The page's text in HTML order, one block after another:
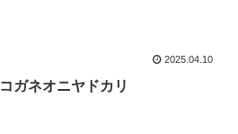
2025.04.10
コガネオニヤドカリ